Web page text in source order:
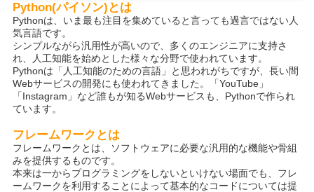
Python(パイソン)とは
Pythonは、いま最も注目を集めていると言っても過言ではない人
気言語です。
シンプルながら汎用性が高いので、多くのエンジニアに支持さ
れ、人工知能を始めとした様々な分野で使われています。
Pythonは「人工知能のための言語」と思われがちですが、長い間
Webサービスの開発にも使われてきました。「YouTube」
「Instagram」など誰もが知るWebサービスも、Pythonで作られ
ています。
フレームワークとは
フレームワークとは、ソフトウェアに必要な汎用的な機能や骨組
みを提供するものです。
本来は一からプログラミングをしないといけない場面でも、フレ
ームワークを利用することによって基本的なコードについては提